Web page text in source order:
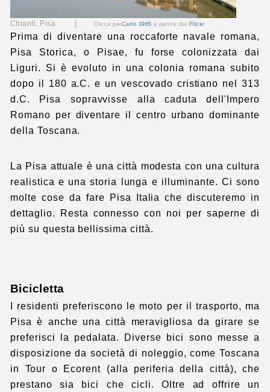
Chianti, Pisa | Clicca perCarlo 1965 a partire dal Flickr
Prima di diventare una roccaforte navale romana,
Pisa Storica, o Pisae, fu forse colonizzata dai
Liguri. Si è evoluto in una colonia romana subito
dopo il 180 a.C. e un vescovado cristiano nel 313
d.C. Pisa sopravvisse alla caduta dell'Impero
Romano per diventare il centro urbano dominante
della Toscana.
La Pisa attuale è una città modesta con una cultura
realistica e una storia lunga e illuminante. Ci sono
molte cose da fare Pisa Italia che discuteremo in
dettaglio. Resta connesso con noi per saperne di
più su questa bellissima città.
Bicicletta
I residenti preferiscono le moto per il trasporto, ma
Pisa è anche una città meravigliosa da girare se
preferisci la pedalata. Diverse bici sono messe a
disposizione da società di noleggio, come Toscana
in Tour o Ecorent (alla periferia della città), che
prestano sia bici che cicli. Oltre ad offrire un